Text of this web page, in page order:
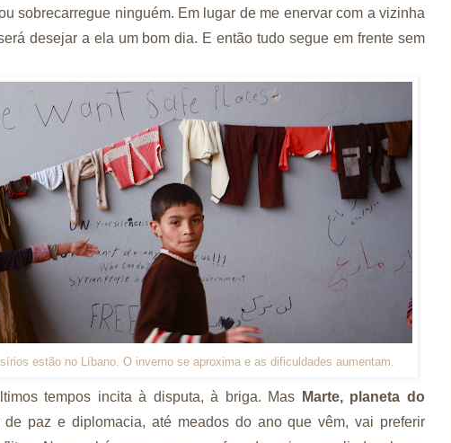
sobrecarregue ninguém. Em lugar de me enervar com a vizinha
desejar a ela um bom dia. E então tudo segue em frente sem
estão no Líbano. O inverno se aproxima e as dificuldades aumentam.
tempos incita à disputa, à briga. Mas
Marte, planeta do
paz e diplomacia, até meados do ano que vêm, vai preferir